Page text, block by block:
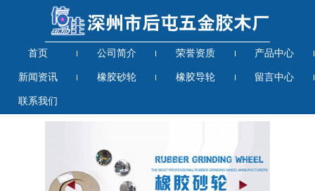
首页 公司简介 荣誉资质 产品中心
新闻资讯 橡胶砂轮 橡胶导轮 留言中心
联系我们